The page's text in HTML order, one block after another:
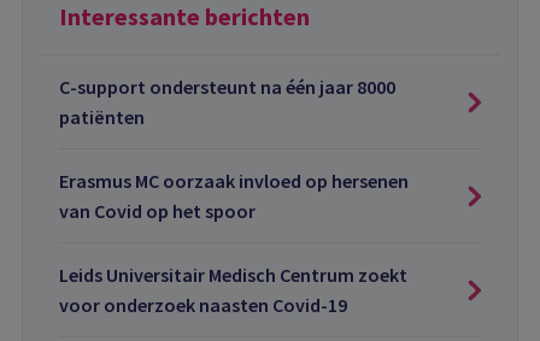
Interessante berichten
C-support ondersteunt na één jaar 8000
patiënten
Erasmus MC oorzaak invloed op hersenen
van Covid op het spoor
Leids Universitair Medisch Centrum zoekt
voor onderzoek naasten Covid-19